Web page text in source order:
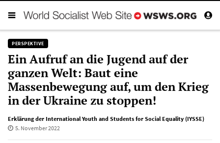
PERSPEKTIVE
Ein Aufruf an die Jugend auf der
ganzen Welt: Baut eine
Massenbewegung auf, um den Krieg
in der Ukraine zu stoppen!
Erklärung der International Youth and Students for Social Equality (IYSSE)
5. November 2022